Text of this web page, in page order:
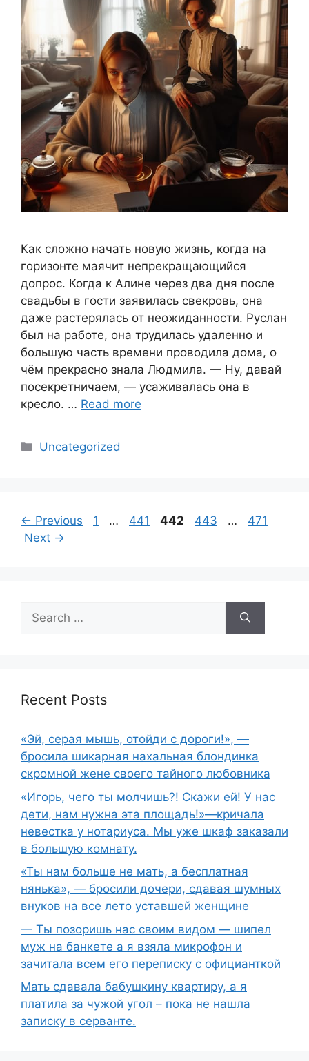
Как сложно начать новую жизнь, когда на
горизонте маячит непрекращающийся
допрос. Когда к Алине через два дня после
свадьбы в гости заявилась свекровь, она
даже растерялась от неожиданности. Руслан
был на работе, она трудилась удаленно и
большую часть времени проводила дома, о
чём прекрасно знала Людмила. — Ну, давай
посекретничаем, — усаживалась она в
кресло. … Read more
Categories
Uncategorized
← Previous Page
1 … Page
441 Page
442 Page
443 … Page
471
Next →
Search
for:
Recent Posts
«Эй, серая мышь, отойди с дороги!», —
бросила шикарная нахальная блондинка
скромной жене своего тайного любовника
«Игорь, чего ты молчишь?! Скажи ей! У нас
дети, нам нужна эта площадь!»—кричала
невестка у нотариуса. Мы уже шкаф заказали
в большую комнату.
«Ты нам больше не мать, а бесплатная
нянька», — бросили дочери, сдавая шумных
внуков на все лето уставшей женщине
— Ты позоришь нас своим видом — шипел
муж на банкете а я взяла микрофон и
зачитала всем его переписку с официанткой
Мать сдавала бабушкину квартиру, а я
платила за чужой угол – пока не нашла
записку в серванте.